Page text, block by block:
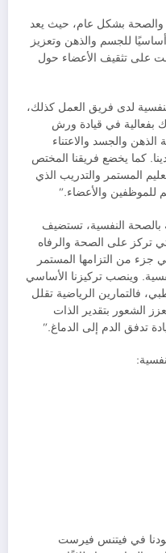
والصحة بشكل عام، حيث يعد
أساسيًا للجسم والذهن وتعزيز
على تثقيف الأعضاء حول
لدى فريق العمل كذلك،
بفعالية في قيادة ورش
الذهن والجسد والاعتناء
كما يخضع فريقنا المختص
المستمر والتدريب الذي
للموظفين والأعضاء.”
النفسية، تستضيف
تركز على الصحة والرفاه
جزء من التزامها المستمر
وينصب تركيزنا الأساسي
فالتمارين الرياضية تقلل
الشعور بتقدير الذات
تدفق الدم إلى الدماغ.”
في فيتنس فيرست